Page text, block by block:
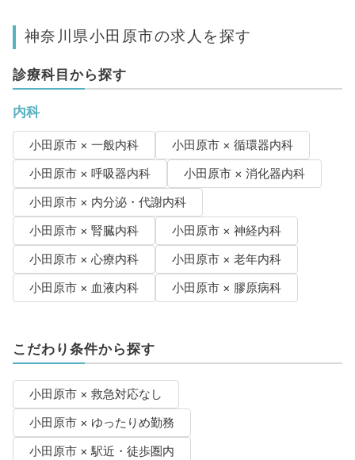
神奈川県小田原市の求人を探す
診療科目から探す
内科
小田原市 × 一般内科
小田原市 × 循環器内科
小田原市 × 呼吸器内科
小田原市 × 消化器内科
小田原市 × 内分泌・代謝内科
小田原市 × 腎臓内科
小田原市 × 神経内科
小田原市 × 心療内科
小田原市 × 老年内科
小田原市 × 血液内科
小田原市 × 膠原病科
こだわり条件から探す
小田原市 × 救急対応なし
小田原市 × ゆったりめ勤務
小田原市 × 駅近・徒歩圏内